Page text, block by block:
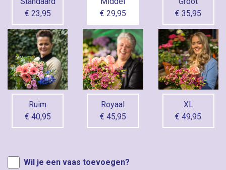
€ 23,95
€ 29,95
€ 35,95
Ruim
€ 40,95
Royaal
€ 45,95
XL
€ 49,95
Wil je een vaas toevoegen?